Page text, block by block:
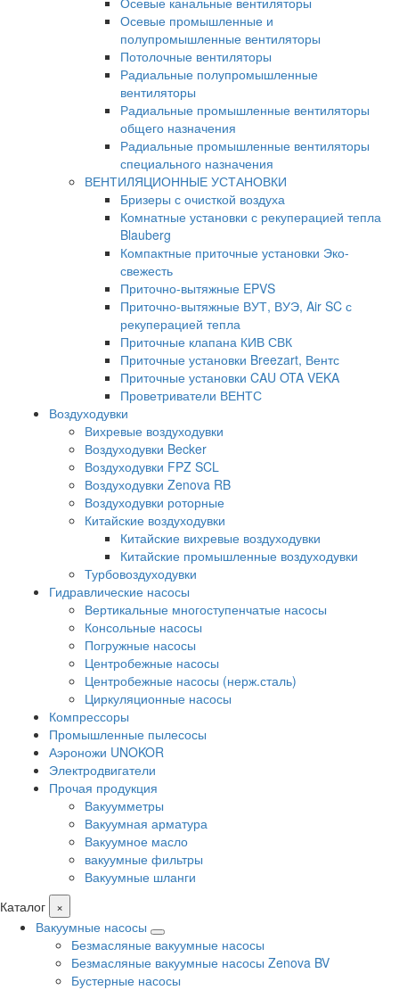
Осевые промышленные и
полупромышленные вентиляторы
Потолочные вентиляторы
Радиальные полупромышленные
вентиляторы
Радиальные промышленные вентиляторы
общего назначения
Радиальные промышленные вентиляторы
специального назначения
ВЕНТИЛЯЦИОННЫЕ УСТАНОВКИ
Бризеры с очисткой воздуха
Комнатные установки с рекуперацией тепла
Blauberg
Компактные приточные установки Эко-
свежесть
Приточно-вытяжные EPVS
Приточно-вытяжные ВУТ, ВУЭ, Air SC с
рекуперацией тепла
Приточные клапана КИВ СВК
Приточные установки Breezart, Вентс
Приточные установки CAU OTA VEKA
Проветриватели ВЕНТС
Воздуходувки
Вихревые воздуходувки
Воздуходувки Becker
Воздуходувки FPZ SCL
Воздуходувки Zenova RB
Воздуходувки роторные
Китайские воздуходувки
Китайские вихревые воздуходувки
Китайские промышленные воздуходувки
Турбовоздуходувки
Гидравлические насосы
Вертикальные многоступенчатые насосы
Консольные насосы
Погружные насосы
Центробежные насосы
Центробежные насосы (нерж.сталь)
Циркуляционные насосы
Компрессоры
Промышленные пылесосы
Аэроножи UNOKOR
Электродвигатели
Прочая продукция
Вакуумметры
Вакуумная арматура
Вакуумное масло
вакуумные фильтры
Вакуумные шланги
Каталог
×
Вакуумные насосы
Безмасляные вакуумные насосы
Безмасляные вакуумные насосы Zenova BV
Бустерные насосы